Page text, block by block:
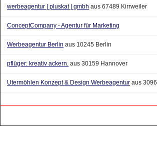
werbeagentur | pluskat | gmbh aus 67489 Kirrweiler
ConceptCompany - Agentur für Marketing
Werbeagentur Berlin aus 10245 Berlin
pflüger: kreativ ackern. aus 30159 Hannover
Utermöhlen Konzept & Design Werbeagentur aus